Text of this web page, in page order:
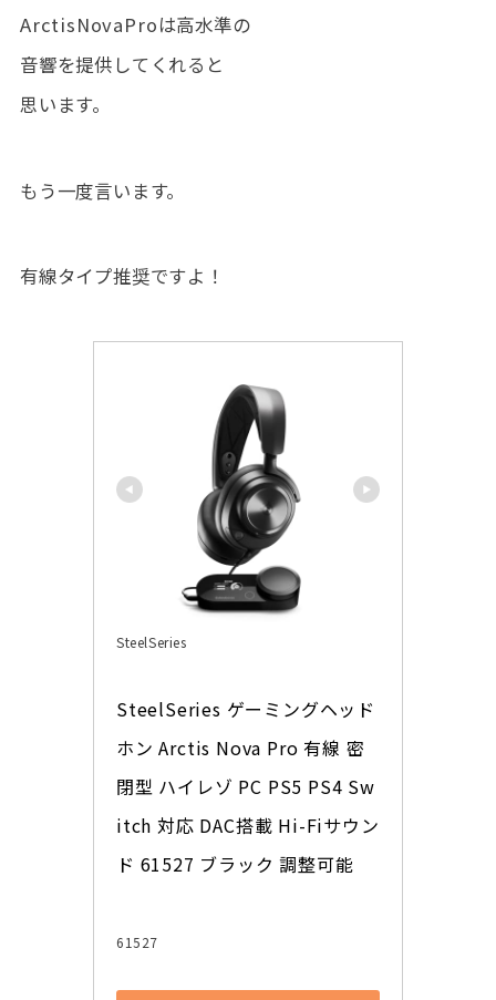
ArctisNovaProは高水準の
音響を提供してくれると
思います。
もう一度言います。
有線タイプ推奨ですよ ！
SteelSeries
SteelSeries ゲーミングヘッド
ホン Arctis Nova Pro 有線 密
閉型 ハイレゾ PC PS5 PS4 Sw
itch 対応 DAC搭載 Hi-Fiサウン
ド 61527 ブラック 調整可能
61527